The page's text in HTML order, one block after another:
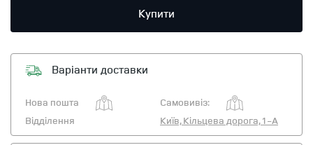
Купити
Варіанти доставки
Нова пошта
Самовивіз:
Відділення
Київ, Кільцева дорога, 1-А